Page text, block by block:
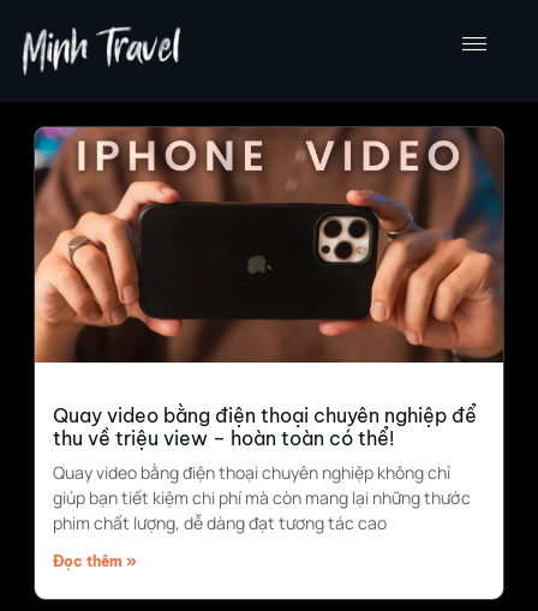
nội
Quay video bằng điện thoại chuyên nghiệp để
thu về triệu view – hoàn toàn có thể!
Quay video bằng điện thoại chuyên nghiệp không chỉ
giúp bạn tiết kiệm chi phí mà còn mang lại những thước
phim chất lượng, dễ dàng đạt tương tác cao
Đọc thêm »
TrangTrangTrang Trang